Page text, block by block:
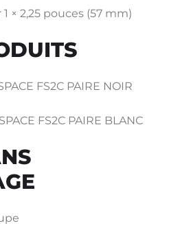
× 2,25 pouces (57 mm)
FS2C PAIRE NOIR
FS2C PAIRE BLANC